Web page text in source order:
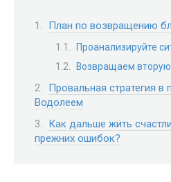
План по возвращению
Проанализируйте
Возвращаем
Провальная стратегия в
Водолеем
Как дальше жить
прежних ошибок?